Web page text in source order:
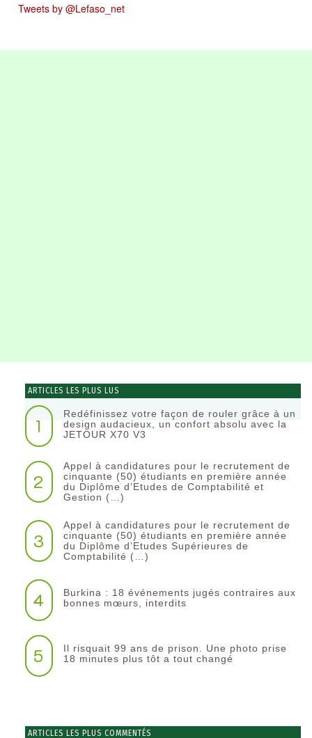
Tweets by @Lefaso_net
ARTICLES LES PLUS LUS
1
Redéfinissez votre façon de rouler grâce à un
design audacieux, un confort absolu avec la
JETOUR X70 V3
2
Appel à candidatures pour le recrutement de
cinquante (50) étudiants en première année
du Diplôme d’Etudes de Comptabilité et
Gestion (…)
3
Appel à candidatures pour le recrutement de
cinquante (50) étudiants en première année
du Diplôme d’Etudes Supérieures de
Comptabilité (…)
4
Burkina : 18 événements jugés contraires aux
bonnes mœurs, interdits
5
Il risquait 99 ans de prison. Une photo prise
18 minutes plus tôt a tout changé
ARTICLES LES PLUS COMMENTÉS